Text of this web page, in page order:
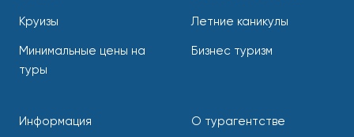
Круизы
Минимальные цены на
туры
Летние каникулы
Бизнес туризм
Информация О турагентстве